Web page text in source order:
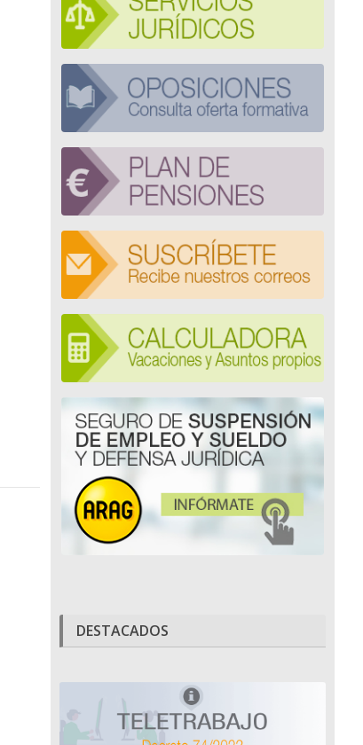
DESTACADOS